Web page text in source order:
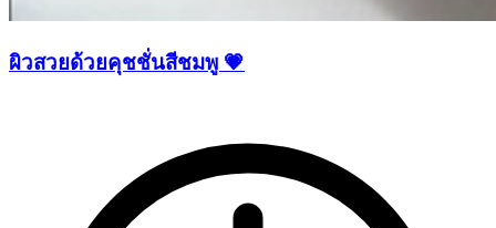
ผิวสวยด้วยคุชชั่นสีชมพู 💗